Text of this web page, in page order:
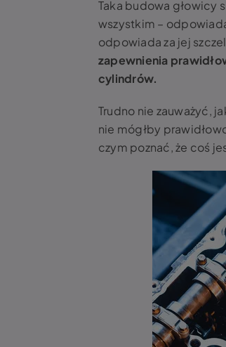
Taka budowa głowicy
wszystkim –
odpowiada za jej
zapewnienia
cylindrów.
Trudno nie zauważyć,
nie mógłby
czym poznać, że coś